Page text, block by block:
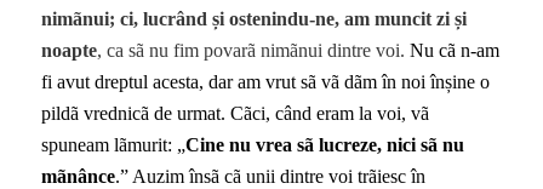
nimãnui; ci, lucrând și ostenindu-ne, am muncit zi și
noapte, ca sã nu fim povarã nimãnui dintre voi. Nu cã n-am
fi avut dreptul acesta, dar am vrut sã vã dãm în noi înșine o
pildã vrednicã de urmat. Cãci, când eram la voi, vã
spuneam lãmurit: „Cine nu vrea sã lucreze, nici sã nu
mãnânce.” Auzim însã cã unii dintre voi trãiesc în